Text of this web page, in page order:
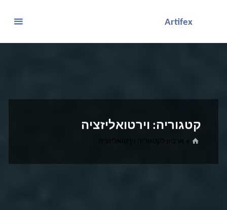
Artifex
קטגוריה: וירטואליזציה
ביתארכיון לקטגוריה וירטואליזציה